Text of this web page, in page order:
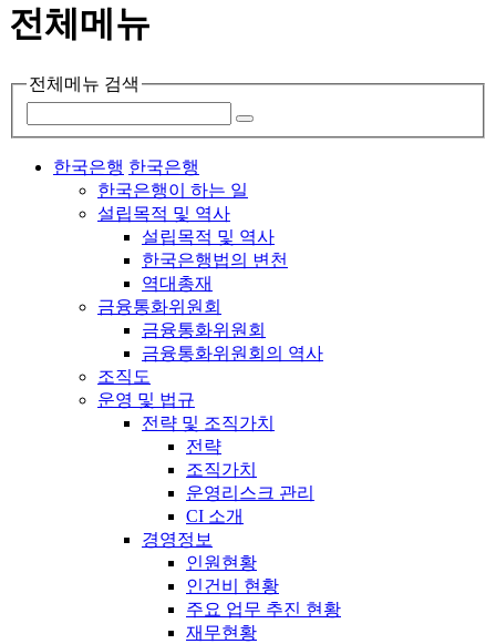
전체메뉴
전체메뉴 검색
한국은행 한국은행
한국은행이 하는 일
설립목적 및 역사
설립목적 및 역사
한국은행법의 변천
역대총재
금융통화위원회
금융통화위원회
금융통화위원회의 역사
조직도
운영 및 법규
전략 및 조직가치
전략
조직가치
운영리스크 관리
CI 소개
경영정보
인원현황
인건비 현황
주요 업무 추진 현황
재무현황